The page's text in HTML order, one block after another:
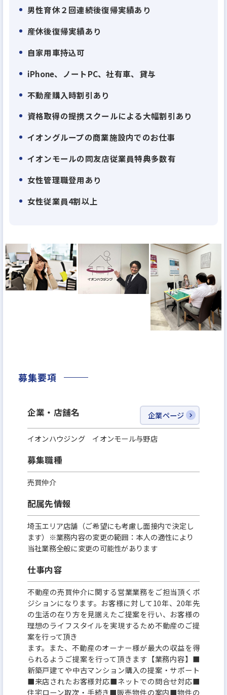
るすべての人が幸福を追求できる環境を提供するこ
と考えています。私たちは、従来の不動産企業と一線
を画す、日本の国策を踏まえた「不動産業界の常識
に捉われない新たな価値を提供する伴走支援サービ
◆不動産会社のイメージとは真逆
営業スタッフだけでなく事務、業務（契約）スタッ
フが営業をカバーしています。
個人ノルマが…と不安に思うことはなく、良い意味
は無縁。
さらに、仲介という業態の為、ご紹介できる物件も
幅広く、「この物件を売らないといけない」という
制約やプレッシャーもなし。
男性育休２回連続後復帰実績あり
産休後復帰実績あり
自家用車持込可
iPhone、ノートPC、社有車、貸与
不動産購入時割引あり
資格取得の提携スクールによる大幅割引あり
イオングループの商業施設内でのお仕事
イオンモールの同友店従業員特典多数有
女性管理職登用あり
女性従業員4割以上
募集要項
企業・店舗名 企業ページ
イオンハウジング イオンモール与野店
募集職種
売買仲介
配属先情報
埼玉エリア店舗（ご希望にも考慮し面接内で決定し
ます）※業務内容の変更の範囲：本人の適性により
当社業務全般に変更の可能性があります
仕事内容
不動産の売買仲介に関する営業業務をご担当頂くポ
ジションになります。お客様に対して10年、20年先
の生活の在り方を見据えたご提案を行い、お客様の
理想のライフスタイルを実現するため不動産のご提
案を行って頂き
ます。また、不動産のオーナー様が最大の収益を得
られるようご提案を行って頂きます【業務内容】■
新築戸建てや中古マンション購入の提案・サポート
■来店されたお客様対応■ネットでの問合せ対応■
住宅ローン取次・手続き■販売物件の案内■物件の